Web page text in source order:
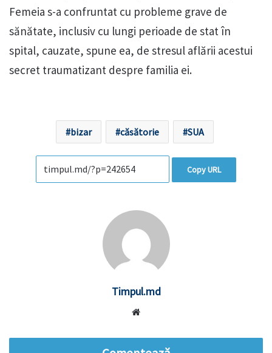
Femeia s-a confruntat cu probleme grave de
sănătate, inclusiv cu lungi perioade de stat în
spital, cauzate, spune ea, de stresul aflării acestui
secret traumatizant despre familia ei.
bizar căsătorie SUA
Copy URL
Timpul.md